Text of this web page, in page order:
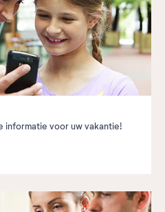
informatie voor uw vakantie!